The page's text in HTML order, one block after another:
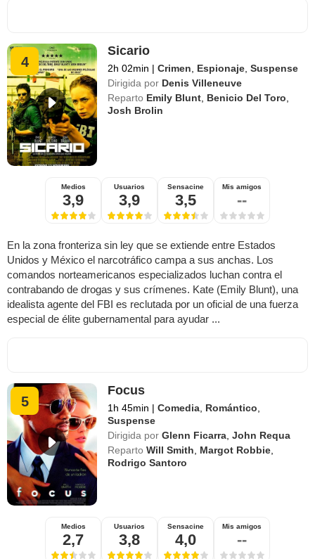
4
Sicario
2h 02min | Crimen Espionaje ,Suspense
Dirigida por Denis Villeneuve
Reparto Emily Blunt Benicio Del Toro
Josh Brolin
Medios
3,9
Usuarios
3,9
Sensacine
3,5
Mis amigos
--
En la zona fronteriza sin ley que se extiende entre Estados
Unidos y México el narcotráfico campa a sus anchas. Los
comandos norteamericanos especializados luchan contra el
contrabando de drogas y sus crímenes. Kate (Emily Blunt), una
idealista agente del FBI es reclutada por un oficial de una fuerza
especial de élite gubernamental para ayudar ...
5
Focus
1h 45min | Comedia Romántico
Suspense
Dirigida por Glenn Ficarra ,John Requa
Reparto Will Smith Margot Robbie
Rodrigo Santoro
Medios
2,7
Usuarios
3,8
Sensacine
4,0
Mis amigos
--